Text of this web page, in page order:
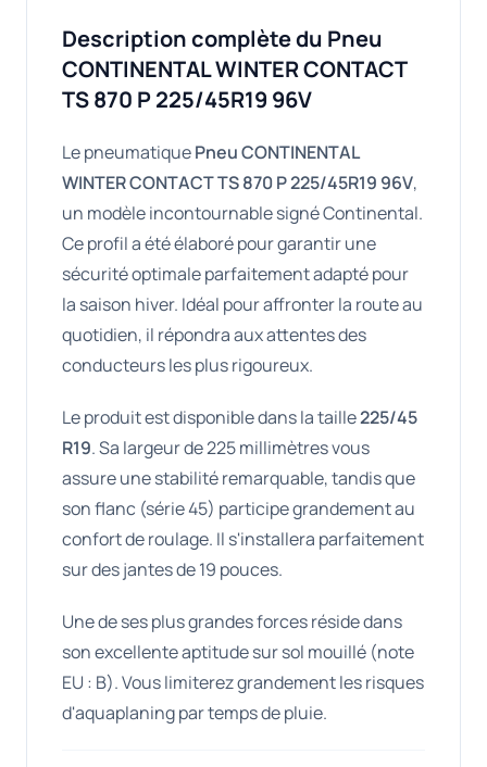
Description complète du Pneu
CONTINENTAL WINTER CONTACT
TS 870 P 225/45R19 96V
Le pneumatiquePneu CONTINENTAL
WINTER CONTACT TS 870 P 225/45R19 96V,
un modèle incontournable signé Continental.
Ce profil a été élaboré pour garantir une
sécurité optimale parfaitement adapté pour
la saison hiver. Idéal pour affronter la route au
quotidien, il répondra aux attentes des
conducteurs les plus rigoureux.
Le produit est disponible dans la taille225/45
R19. Sa largeur de 225 millimètres vous
assure une stabilité remarquable, tandis que
son flanc (série 45) participe grandement au
confort de roulage. Il s'installera parfaitement
sur des jantes de 19 pouces.
Une de ses plus grandes forces réside dans
son excellente aptitude sur sol mouillé (note
EU : B). Vous limiterez grandement les risques
d'aquaplaning par temps de pluie.